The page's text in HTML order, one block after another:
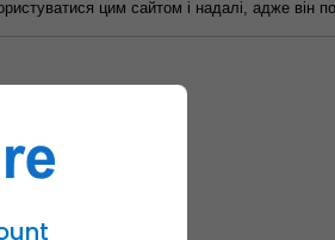
цим сайтом і надалі, адже він